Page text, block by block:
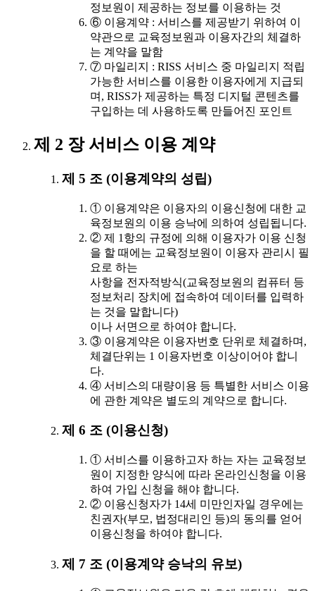
정보원이 제공하는 정보를 이용하는 것
⑥ 이용계약 : 서비스를 제공받기 위하여 이
약관으로 교육정보원과 이용자간의 체결하
는 계약을 말함
⑦ 마일리지 : RISS 서비스 중 마일리지 적립
가능한 서비스를 이용한 이용자에게 지급되
며, RISS가 제공하는 특정 디지털 콘텐츠를
구입하는 데 사용하도록 만들어진 포인트
제 2 장 서비스 이용 계약
제 5 조 (이용계약의 성립)
① 이용계약은 이용자의 이용신청에 대한 교
육정보원의 이용 승낙에 의하여 성립됩니다.
② 제 1항의 규정에 의해 이용자가 이용 신청
을 할 때에는 교육정보원이 이용자 관리시 필
요로 하는
사항을 전자적방식(교육정보원의 컴퓨터 등
정보처리 장치에 접속하여 데이터를 입력하
는 것을 말합니다)
이나 서면으로 하여야 합니다.
③ 이용계약은 이용자번호 단위로 체결하며,
체결단위는 1 이용자번호 이상이어야 합니
다.
④ 서비스의 대량이용 등 특별한 서비스 이용
에 관한 계약은 별도의 계약으로 합니다.
제 6 조 (이용신청)
① 서비스를 이용하고자 하는 자는 교육정보
원이 지정한 양식에 따라 온라인신청을 이용
하여 가입 신청을 해야 합니다.
② 이용신청자가 14세 미만인자일 경우에는
친권자(부모, 법정대리인 등)의 동의를 얻어
이용신청을 하여야 합니다.
제 7 조 (이용계약 승낙의 유보)